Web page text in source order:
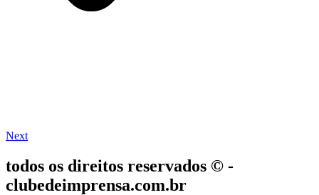
Next
todos os direitos reservados © -
clubedeimprensa.com.br